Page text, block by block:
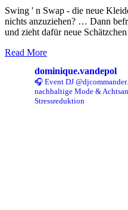
Swing ' n Swap - die neue
nichts anzuziehen? … Dann
und zieht dafür neue
Read More
dominique.vandepol
🎧 Event DJ
nachhaltige Mode &
Stressreduktion